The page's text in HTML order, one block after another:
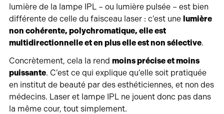
lumière de la lampe IPL – ou lumière pulsée – est bien
différente de celle du faisceau laser : c’est une lumière
non cohérente, polychromatique, elle est
multidirectionnelle et en plus elle est non sélective.
Concrètement, cela la rend moins précise et moins
puissante. C’est ce qui explique qu’elle soit pratiquée
en institut de beauté par des esthéticiennes, et non des
médecins. Laser et lampe IPL ne jouent donc pas dans
la même cour, tout simplement.